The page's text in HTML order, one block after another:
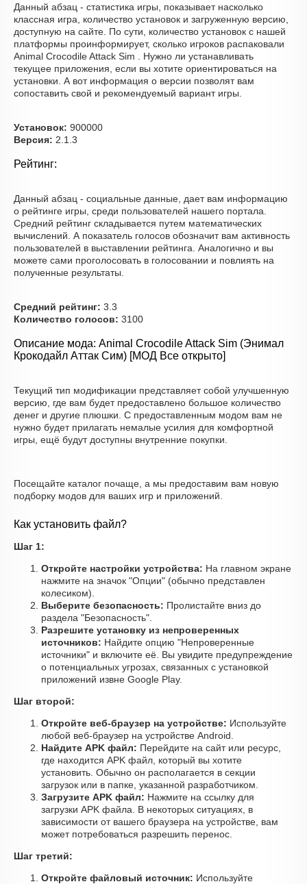
Данный абзац - статистика игры, показывает насколько
классная игра, количество установок и загруженную версию,
доступную на сайте. По сути, количество установок с нашей
платформы проинформирует, сколько игроков распаковали
Animal Crocodile Attack Sim . Нужно ли устанавливать
текущее приложения, если вы хотите ориентироваться на
установки. А вот информация о версии позволят вам
сопоставить свой и рекомендуемый вариант игры.
Установок: 900000
Версия: 2.1.3
Рейтинг:
Данный абзац - социальные данные, дает вам информацию
о рейтинге игры, среди пользователей нашего портала.
Средний рейтинг складывается путем математических
вычислений. А показатель голосов обозначит вам активность
пользователей в выставлении рейтинга. Аналогично и вы
можете сами проголосовать в голосовании и повлиять на
полученные результаты.
Средний рейтинг: 3.3
Количество голосов: 3100
Описание мода: Animal Crocodile Attack Sim (Энимал
Крокодайл Аттак Сим) [МОД Все открыто]
Текущий тип модификации представляет собой улучшенную
версию, где вам будет предоставлено большое количество
денег и другие плюшки. С предоставленным модом вам не
нужно будет прилагать немалые усилия для комфортной
игры, ещё будут доступны внутренние покупки.
Посещайте каталог почаще, а мы предоставим вам новую
подборку модов для ваших игр и приложений.
Как установить файл?
Шаг 1:
Откройте настройки устройства: На главном экране
нажмите на значок "Опции" (обычно представлен
колесиком).
Выберите безопасность: Пролистайте вниз до
раздела "Безопасность".
Разрешите установку из непроверенных
источников: Найдите опцию "Непроверенные
источники" и включите её. Вы увидите предупреждение
о потенциальных угрозах, связанных с установкой
приложений извне Google Play.
Шаг второй:
Откройте веб-браузер на устройстве: Используйте
любой веб-браузер на устройстве Android.
Найдите APK файл: Перейдите на сайт или ресурс,
где находится APK файл, который вы хотите
установить. Обычно он располагается в секции
загрузок или в папке, указанной разработчиком.
Загрузите APK файл: Нажмите на ссылку для
загрузки APK файла. В некоторых ситуациях, в
зависимости от вашего браузера на устройстве, вам
может потребоваться разрешить перенос.
Шаг третий:
Откройте файловый источник: Используйте